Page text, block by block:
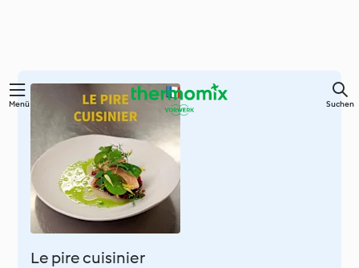
Springe
Hauptinhalt
Menü Suchen
Le pire cuisinier